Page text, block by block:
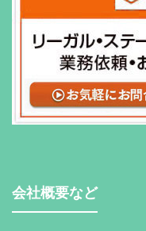
会社概要など